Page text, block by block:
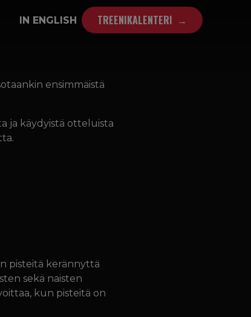
IN ENGLISH TREENIKALENTERI
ensimmäistä
ja käydyistä otteluista
pisteitä kerännyttä
sekä naisten
kun pisteitä on